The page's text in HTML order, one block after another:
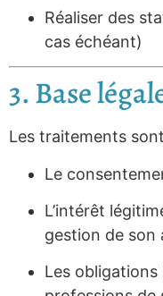
Réaliser des
cas échéant)
3. Base
Les traitements
Le
L’intérêt
gestion de son
Les obligations